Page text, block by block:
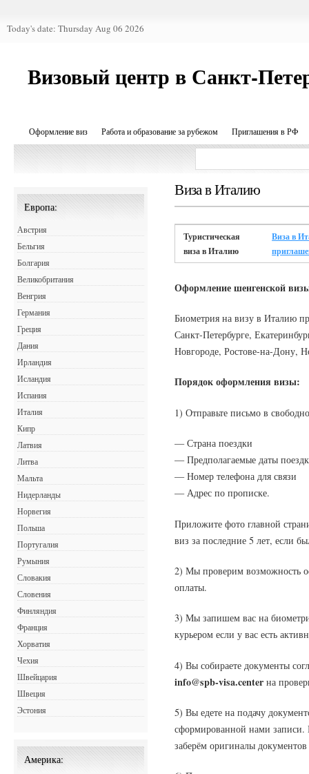
Today's date: Thursday Aug 06 2026
Визовый центр в Санкт-
Оформление виз Работа и образование за рубежом Приглашения в РФ
Виза в Италию
Туристическая
виза в Италию
Виза в
Оформление шенгенской
Биометрия на визу в Италию
Санкт-Петербурге,
Новгороде, Ростове-на-Дону,
Порядок оформления визы:
1) Отправьте письмо в
— Страна поездки
— Предполагаемые даты
— Номер телефона для связи
— Адрес по прописке.
Приложите фото главной
виз за последние 5 лет, если
2) Мы проверим возможность
оплаты.
3) Мы запишем вас на
курьером если у вас есть
4) Вы собираете документы
info@spb-visa.center на
5) Вы едете на подачу
сформированной нами записи.
заберём оригиналы
Европа:
Австрия
Бельгия
Болгария
Великобритания
Венгрия
Германия
Греция
Дания
Ирландия
Исландия
Испания
Италия
Кипр
Латвия
Литва
Мальта
Нидерланды
Норвегия
Польша
Португалия
Румыния
Словакия
Словения
Финляндия
Франция
Хорватия
Чехия
Швейцария
Швеция
Эстония
Америка: